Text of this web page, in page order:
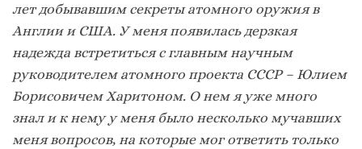
лет добывавшим секреты атомного оружия в
Англии и США. У меня появилась дерзкая
надежда встретиться с главным научным
руководителем атомного проекта СССР – Юлием
Борисовичем Харитоном. О нем я уже много
знал и к нему у меня было несколько мучавших
меня вопросов, на которые мог ответить только